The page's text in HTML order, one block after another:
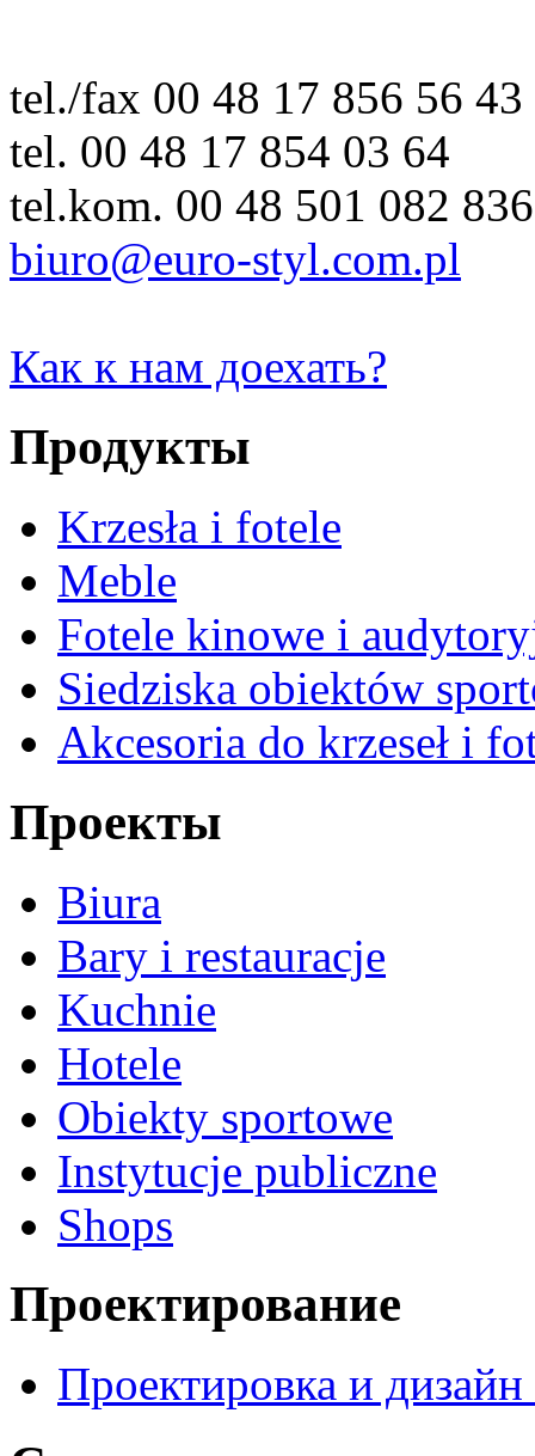
tel./fax 00 48 17 856 56 43
tel. 00 48 17 854 03 64
tel.kom. 00 48 501 082 836
biuro@euro-styl.com.pl
Как к нам доехать?
Продукты
Krzesła i fotele
Meble
Fotele kinowe i
Siedziska obiektów
Akcesoria do krzeseł i
Проекты
Biura
Bary i restauracje
Kuchnie
Hotele
Obiekty sportowe
Instytucje publiczne
Shops
Проектирование
Проектировка и дизайн